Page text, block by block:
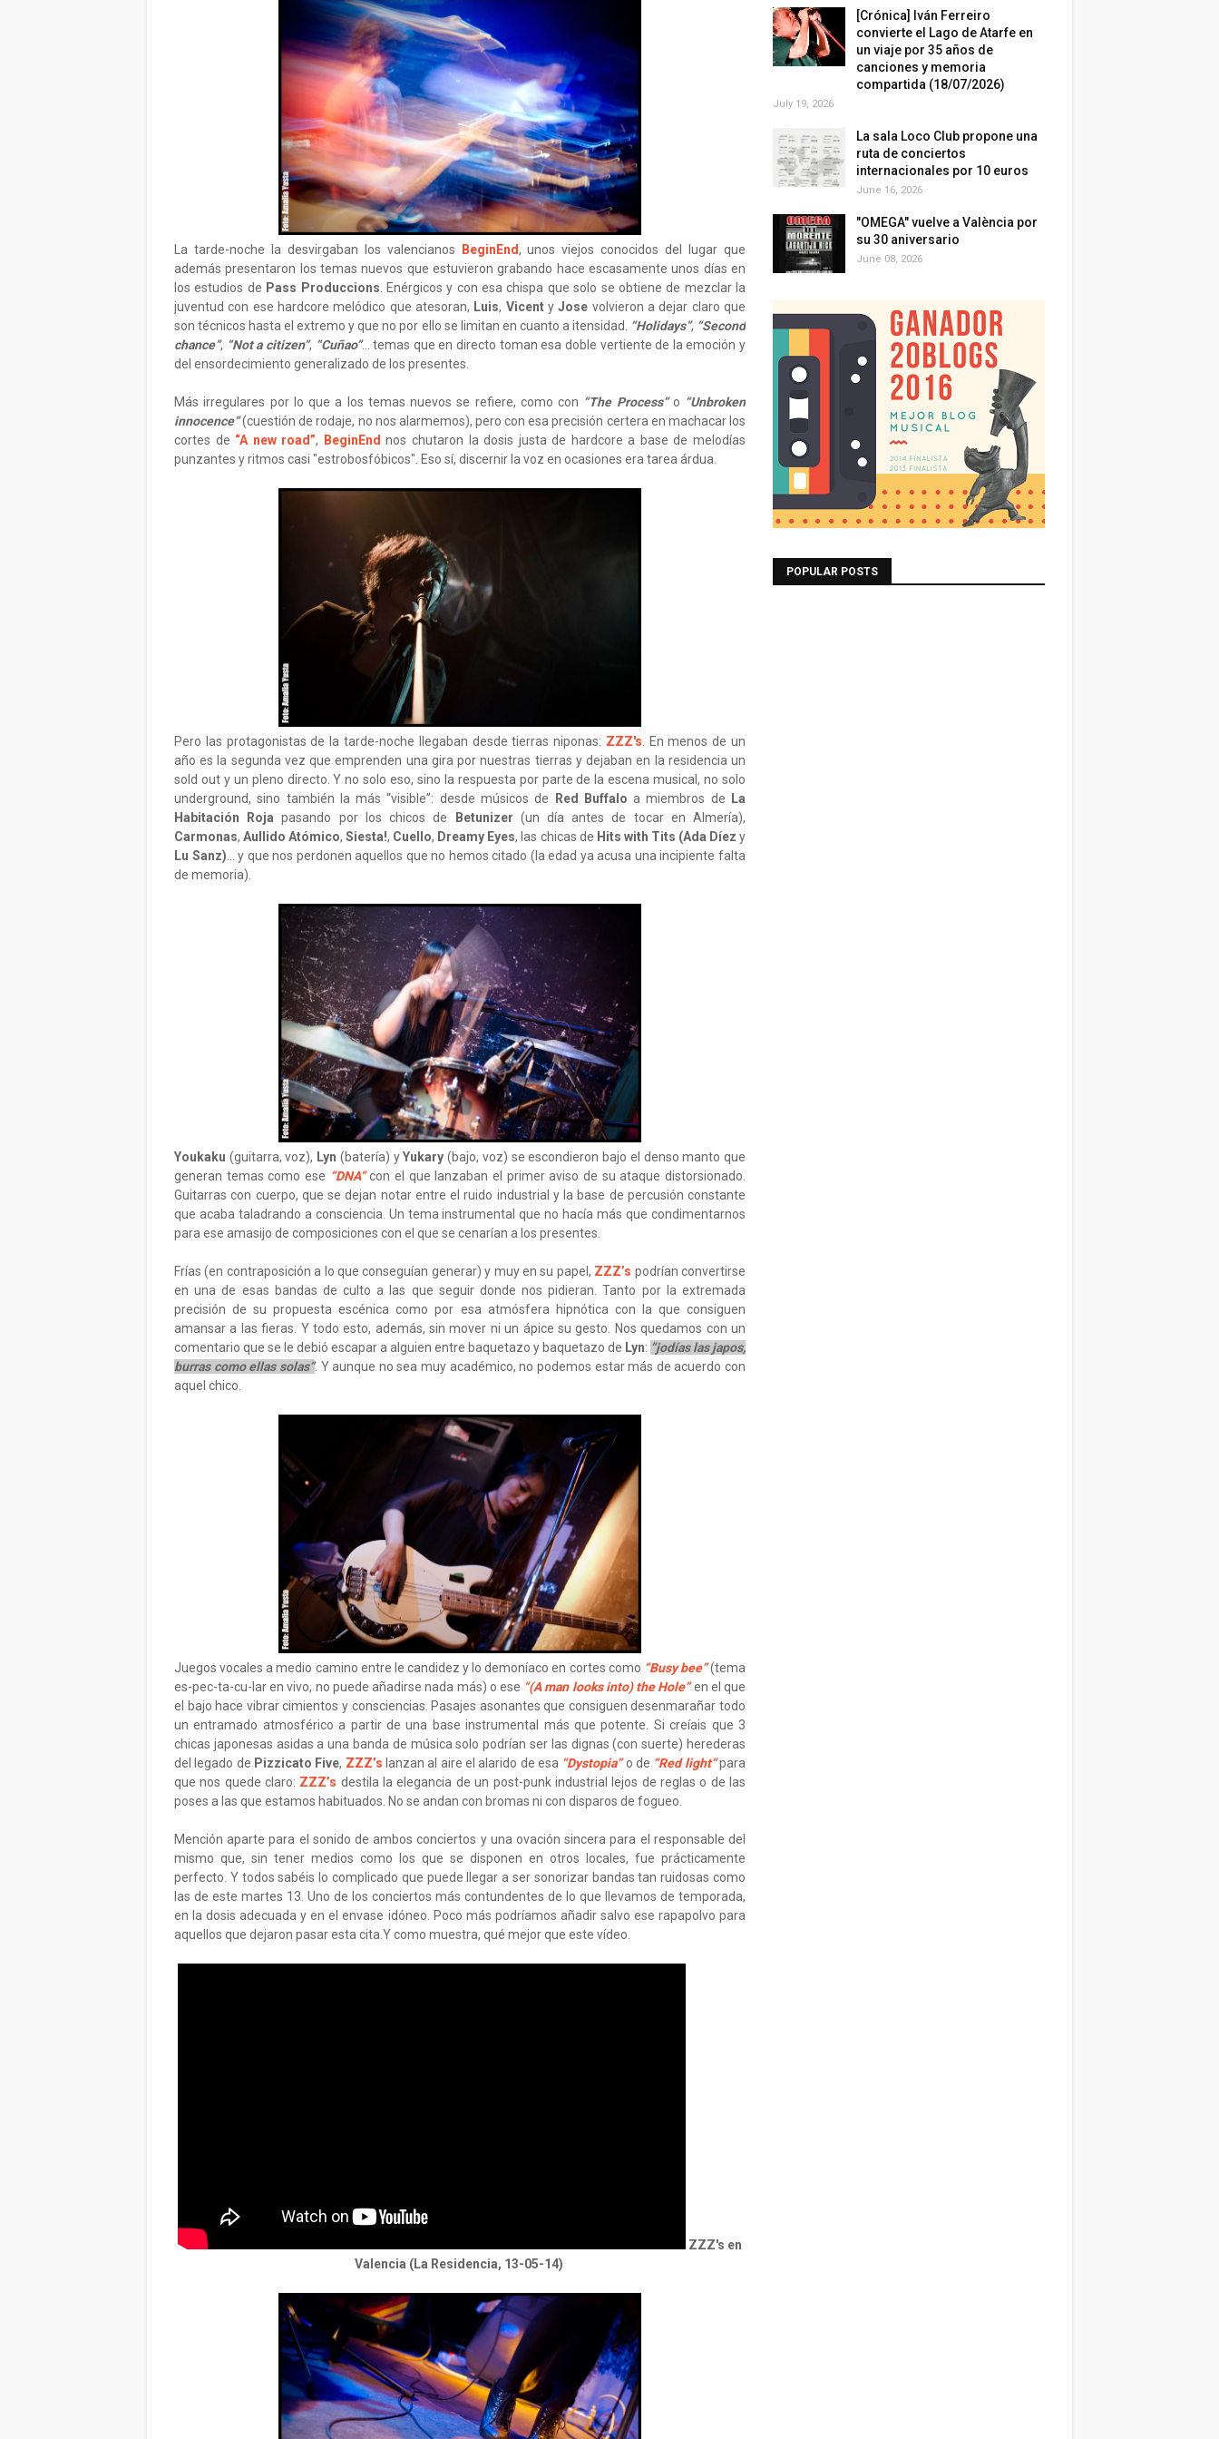
La tarde-noche la desvirgaban los valencianos BeginEnd, unos viejos conocidos del lugar que
además presentaron los temas nuevos que estuvieron grabando hace escasamente unos días en
los estudios de Pass Produccions . Enérgicos y con esa chispa que solo se obtiene de mezclar la
juventud con ese hardcore melódico que atesoran, Luis, Vicenty Jose volvieron a dejar claro que
son técnicos hasta el extremo y que no por ello se limitan en cuanto a itensidad.
“Holidays”, “Second
chance”, “Not a citizen”, “Cuñao”… temas que en directo toman esa doble vertiente de la emoción y
del ensordecimiento generalizado de los presentes.
Más irregulares por lo que a los temas nuevos se refiere, como con “The Process”o “Unbroken
innocence”(cuestión de rodaje, no nos alarmemos), pero con esa precisión certera en machacar los
cortes de “A new road”, BeginEnd nos chutaron la dosis justa de hardcore a base de melodías
punzantes y ritmos casi "estrobosfóbicos". Eso sí, discernir la voz en ocasiones era tarea árdua.
Pero las protagonistas de la tarde-noche llegaban desde tierras niponas: ZZZ's . En menos de un
año es la segunda vez que emprenden una gira por nuestras tierras y dejaban en la residencia un
sold out y un pleno directo. Y no solo eso, sino la respuesta por parte de la escena musical, no solo
underground, sino también la más “visible”: desde músicos de
Red Buffalo a miembros de
La
Habitación Roja pasando por los chicos de Betunizer (un día antes de tocar en Almería),
Carmonas, Aullido Atómico,Siesta!, Cuello, Dreamy Eyes, las chicas de Hits with Tits (Ada Díez y
Lu Sanz) ... y que nos perdonen aquellos que no hemos citado (la edad ya acusa una incipiente falta
de memoria).
Youkaku (guitarra, voz), Lyn (batería) yYukary (bajo, voz) se escondieron bajo el denso manto que
generan temas como ese “DNA”con el que lanzaban el primer aviso de su ataque distorsionado.
Guitarras con cuerpo, que se dejan notar entre el ruido industrial y la base de percusión constante
que acaba taladrando a consciencia. Un tema instrumental que no hacía más que condimentarnos
para ese amasijo de composiciones con el que se cenarían a los presentes.
Frías (en contraposición a lo que conseguían generar) y muy en su papel, ZZZ’s podrían convertirse
en una de esas bandas de culto a las que seguir donde nos pidieran. Tanto por la extremada
precisión de su propuesta escénica como por esa atmósfera hipnótica con la que consiguen
amansar a las fieras. Y todo esto, además, sin mover ni un ápice su gesto. Nos quedamos con un
comentario que se le debió escapar a alguien entre baquetazo y baquetazo de Lyn: “jodías las japos,
burras como ellas solas”. Y aunque no sea muy académico, no podemos estar más de acuerdo con
aquel chico.
Juegos vocales a medio camino entre le candidez y lo demoníaco en cortes como “Busy bee”(tema
es-pec-ta-cu-lar en vivo, no puede añadirse nada más) o ese “(A man looks into) the Hole”en el que
el bajo hace vibrar cimientos y consciencias. Pasajes asonantes que consiguen desenmarañar todo
un entramado atmosférico a partir de una base instrumental más que potente. Si creíais que 3
chicas japonesas asidas a una banda de música solo podrían ser las dignas (con suerte) herederas
del legado de Pizzicato Five, ZZZ’s lanzan al aire el alarido de esa “Dystopia”o de “Red light”para
que nos quede claro: ZZZ’s destila la elegancia de un post-punk industrial lejos de reglas o de las
poses a las que estamos habituados. No se andan con bromas ni con disparos de fogueo.
Mención aparte para el sonido de ambos conciertos y una ovación sincera para el responsable del
mismo que, sin tener medios como los que se disponen en otros locales, fue prácticamente
perfecto. Y todos sabéis lo complicado que puede llegar a ser sonorizar bandas tan ruidosas como
las de este martes 13. Uno de los conciertos más contundentes de lo que llevamos de temporada,
en la dosis adecuada y en el envase idóneo. Poco más podríamos añadir salvo ese rapapolvo para
aquellos que dejaron pasar esta cita.Y como muestra, qué mejor que este vídeo.
ZZZ's en
Valencia (La Residencia, 13-05-14)
[Crónica] Iván Ferreiro
convierte el Lago de Atarfe en
un viaje por 35 años de
canciones y memoria
compartida (18/07/2026)
July 19, 2026
La sala Loco Club propone una
ruta de conciertos
internacionales por 10 euros
June 16, 2026
"OMEGA" vuelve a València por
su 30 aniversario
June 08, 2026
POPULAR POSTS